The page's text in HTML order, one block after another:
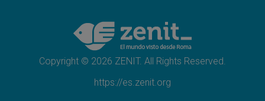
Tagle: La guerra desfigura el mundo, solo la
revelación de Dios lo transfigura
Copyright © 2026 ZENIT. All Rights Reserved.
https://es.zenit.org